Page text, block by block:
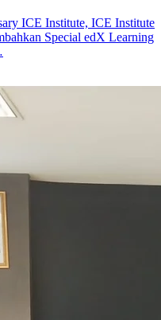
ICE Institute, ICE Institute
Special edX Learning